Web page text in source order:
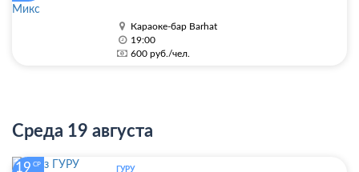
Караоке-бар Barhat
19:00
600 руб./чел.
Среда 19 августа
19 СР
ГУРУ